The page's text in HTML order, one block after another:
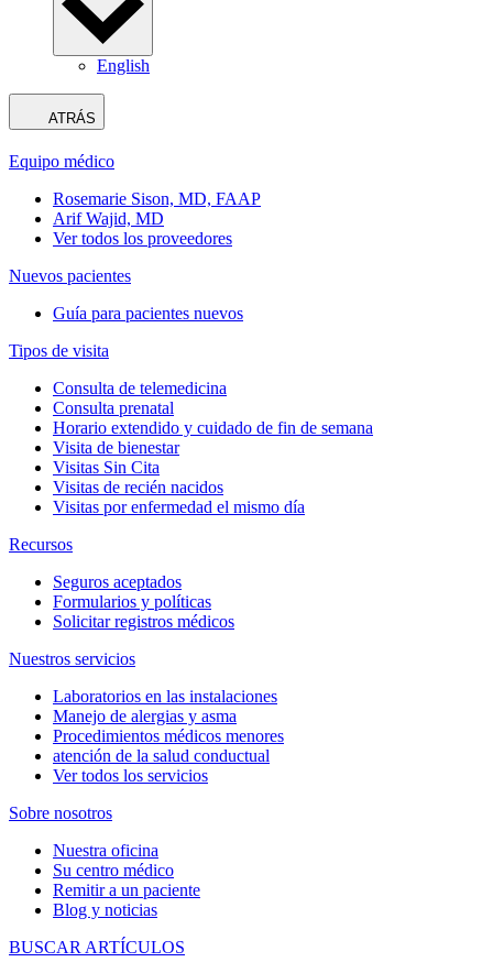
English
ATRÁS
Equipo médico
Rosemarie Sison, MD, FAAP
Arif Wajid, MD
Ver todos los proveedores
Nuevos pacientes
Guía para pacientes nuevos
Tipos de visita
Consulta de telemedicina
Consulta prenatal
Horario extendido y cuidado de fin de semana
Visita de bienestar
Visitas Sin Cita
Visitas de recién nacidos
Visitas por enfermedad el mismo día
Recursos
Seguros aceptados
Formularios y políticas
Solicitar registros médicos
Nuestros servicios
Laboratorios en las instalaciones
Manejo de alergias y asma
Procedimientos médicos menores
atención de la salud conductual
Ver todos los servicios
Sobre nosotros
Nuestra oficina
Su centro médico
Remitir a un paciente
Blog y noticias
BUSCAR ARTÍCULOS